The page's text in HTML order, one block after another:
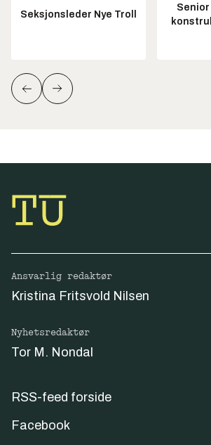
Seksjonsleder Nye Troll
Ansvarlig redaktør
Kristina Fritsvold Nilsen
Nyhetsredaktør
Tor M. Nondal
RSS-feed forside
Facebook